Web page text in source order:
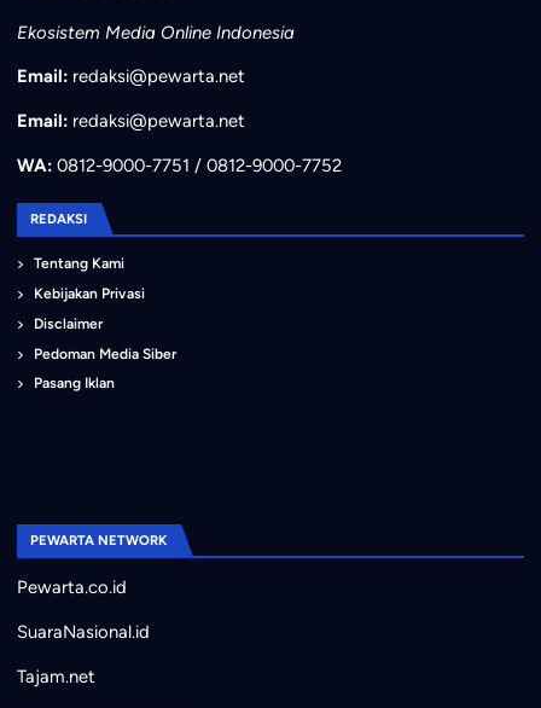
Ekosistem Media Online Indonesia
Email: redaksi@pewarta.net
Email: redaksi@pewarta.net
WA:0812-9000-7751 / 0812-9000-7752
REDAKSI
Tentang Kami
Kebijakan Privasi
Disclaimer
Pedoman Media Siber
Pasang Iklan
PEWARTA NETWORK
Pewarta.co.id
SuaraNasional.id
Tajam.net